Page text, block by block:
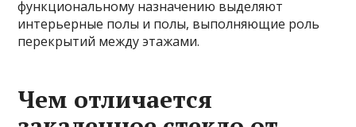
функциональному назначению выделяют
интерьерные полы и полы, выполняющие роль
перекрытий между этажами.
Чем отличается